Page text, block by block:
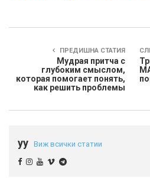
ПРЕДИШНА СТАТИЯ
Мудрая притча с
глубоким смыслом,
которая помогает понять,
как решить проблемы
yy Виж всички статии